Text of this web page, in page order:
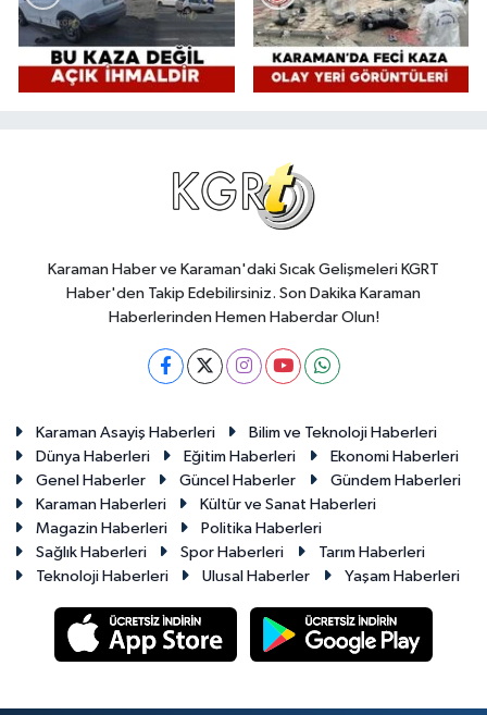
Karaman Haber ve Karaman'daki Sıcak Gelişmeleri KGRT
Haber'den Takip Edebilirsiniz. Son Dakika Karaman
Haberlerinden Hemen Haberdar Olun!
Karaman Asayiş Haberleri
Bilim ve Teknoloji Haberleri
Dünya Haberleri
Eğitim Haberleri
Ekonomi Haberleri
Genel Haberler
Güncel Haberler
Gündem Haberleri
Karaman Haberleri
Kültür ve Sanat Haberleri
Magazin Haberleri
Politika Haberleri
Sağlık Haberleri
Spor Haberleri
Tarım Haberleri
Teknoloji Haberleri
Ulusal Haberler Yaşam Haberleri